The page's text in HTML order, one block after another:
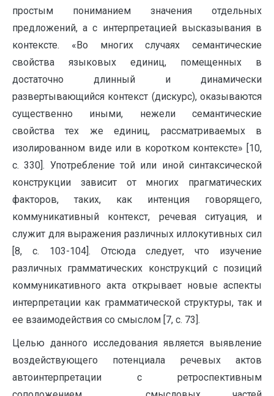
простым пониманием значения отдельных
предложений, а с интерпретацией высказывания в
контексте. «Во многих случаях семантические
свойства языковых единиц, помещенных в
достаточно длинный и динамически
развертывающийся контекст (дискурс), оказываются
существенно иными, нежели семантические
свойства тех же единиц, рассматриваемых в
изолированном виде или в коротком контексте» [10,
с. 330]. Употребление той или иной синтаксической
конструкции зависит от многих прагматических
факторов, таких, как интенция говорящего,
коммуникативный контекст, речевая ситуация, и
служит для выражения различных иллокутивных сил
[8, с. 103-104]. Отсюда следует, что изучение
различных грамматических конструкций с позиций
коммуникативного акта открывает новые аспекты
интерпретации как грамматической структуры, так и
ее взаимодействия со смыслом [7, с. 73].
Целью данного исследования является выявление
воздействующего потенциала речевых актов
автоинтерпретации с ретроспективным